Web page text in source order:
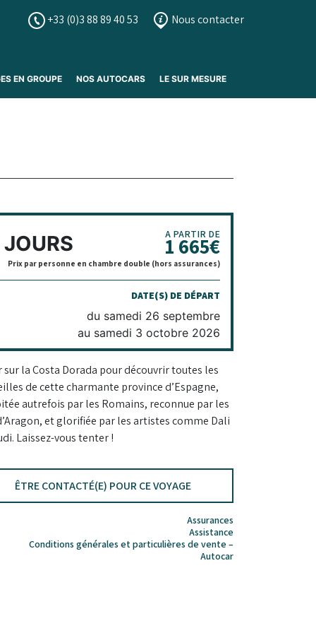
+33 (0)3 88 89 40 53
Nous contacter
EN GROUPE NOS AUTOCARS LE SUR MESURE
A PARTIR DE
1 665€
Prix par personne en chambre double (hors assurances)
DATE(S) DE DÉPART
du samedi 26 septembre
au samedi 3 octobre 2026
sur la Costa Dorada pour découvrir toutes les
de cette charmante province d’Espagne,
autrefois par les Romains, reconnue par les
et glorifiée par les artistes comme Dali
Laissez-vous tenter !
ÊTRE CONTACTÉ(E) POUR CE VOYAGE
Assurances
Assistance
Conditions générales et particulières de vente –
Autocar